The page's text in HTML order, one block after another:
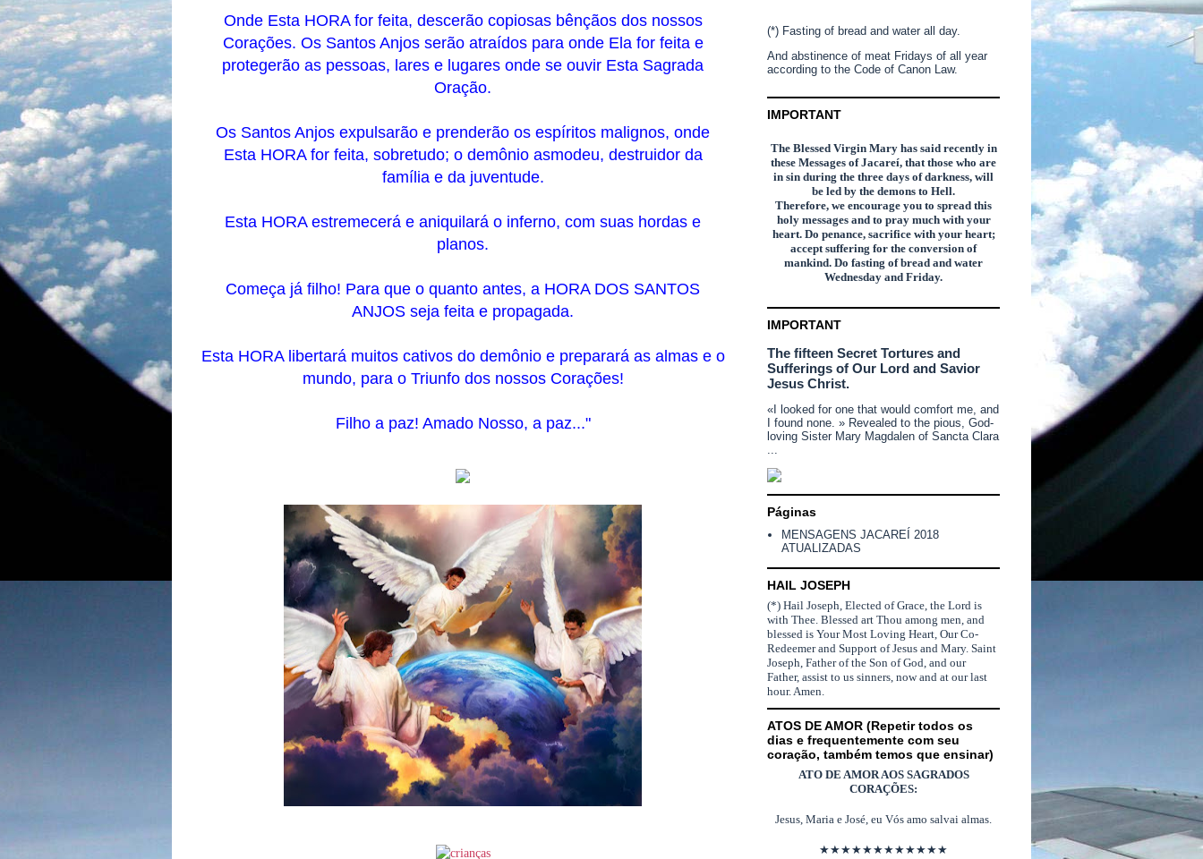
Onde Esta HORA for feita, descerão copiosas bênçãos dos nossos
Corações. Os Santos Anjos serão atraídos para onde Ela for feita e
protegerão as pessoas, lares e lugares onde se ouvir Esta Sagrada
Oração.
Os Santos Anjos expulsarão e prenderão os espíritos malignos, onde
Esta HORA for feita, sobretudo; o demônio asmodeu, destruidor da
família e da juventude.
Esta HORA estremecerá e aniquilará o inferno, com suas hordas e
planos.
Começa já filho! Para que o quanto antes, a HORA DOS SANTOS
ANJOS seja feita e propagada.
Esta HORA libertará muitos cativos do demônio e preparará as almas e o
mundo, para o Triunfo dos nossos Corações!
Filho a paz! Amado Nosso, a paz..."
(*) Fasting of bread and water all day.
And abstinence of meat Fridays of all year
according to the Code of Canon Law.
IMPORTANT
The Blessed Virgin Mary has said recently in
these Messages of Jacareí, that those who are
in sin during the three days of darkness, will
be led by the demons to Hell.
Therefore, we encourage you to spread this
holy messages and to pray much with your
heart. Do penance, sacrifice with your heart;
accept suffering for the conversion of
mankind. Do fasting of bread and water
Wednesday and Friday.
IMPORTANT
The fifteen Secret Tortures and
Sufferings of Our Lord and Savior
Jesus Christ.
«I looked for one that would comfort me, and
I found none. » Revealed to the pious, God-
loving Sister Mary Magdalen of Sancta Clara
...
Páginas
MENSAGENS JACAREÍ 2018
ATUALIZADAS
HAIL JOSEPH
(*) Hail Joseph, Elected of Grace, the Lord is
with Thee. Blessed art Thou among men, and
blessed is Your Most Loving Heart, Our Co-
Redeemer and Support of Jesus and Mary. Saint
Joseph, Father of the Son of God, and our
Father, assist to us sinners, now and at our last
hour. Amen.
ATOS DE AMOR (Repetir todos os
dias e frequentemente com seu
coração, também temos que ensinar)
ATO DE AMOR AOS SAGRADOS
CORAÇÕES:
Jesus, Maria e José, eu Vós amo salvai almas.
★★★★★★★★★★★★